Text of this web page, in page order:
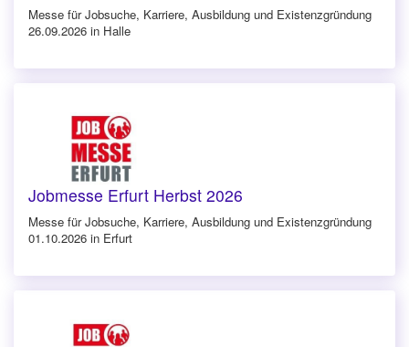
Messe für Jobsuche, Karriere, Ausbildung und Existenzgründung
26.09.2026 in Halle
Jobmesse Erfurt Herbst 2026
Messe für Jobsuche, Karriere, Ausbildung und Existenzgründung
01.10.2026 in Erfurt